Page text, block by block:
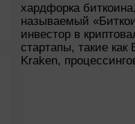
хардфорка
называемый
инвестор в
стартапы, такие
Kraken,